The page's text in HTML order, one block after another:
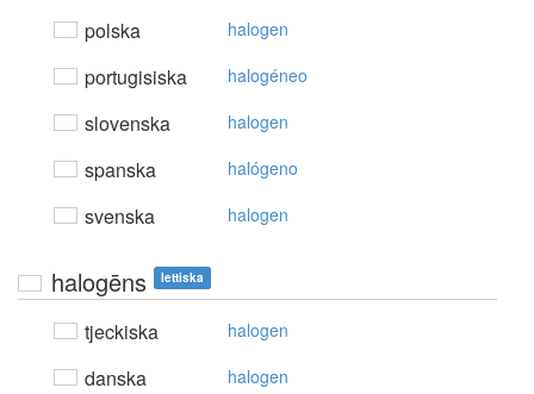
polska halogen
portugisiska halogéneo
slovenska halogen
spanska halógeno
svenska halogen
halogēns lettiska
tjeckiska halogen
danska halogen